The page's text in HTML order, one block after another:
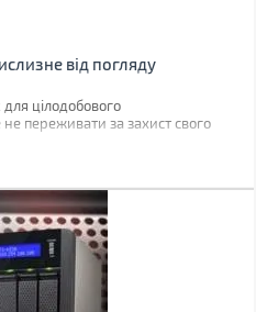
від погляду
цілодобового
переживати за захист свого